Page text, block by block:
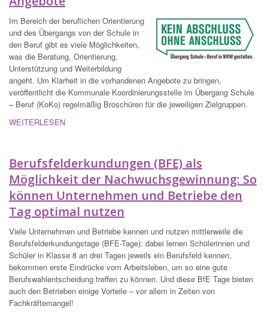
Im Bereich der beruflichen Orientierung
und des Übergangs von der Schule in
den Beruf gibt es viele Möglichkeiten,
was die Beratung, Orientierung,
Unterstützung und Weiterbildung
angeht. Um Klarheit in die vorhandenen Angebote zu bringen,
veröffentlicht die Kommunale Koordinierungsstelle im Übergang Schule
– Beruf (KoKo) regelmäßig Broschüren für die jeweiligen Zielgruppen.
WEITERLESEN
Berufsfelderkundungen (BFE) als
Möglichkeit der Nachwuchsgewinnung: So
können Unternehmen und Betriebe den
Tag optimal nutzen
Viele Unternehmen und Betriebe kennen und nutzen mittlerweile die
Berufsfelderkundungstage (BFE-Tage): dabei lernen Schülerinnen und
Schüler in Klasse 8 an drei Tagen jeweils ein Berufsfeld kennen,
bekommen erste Eindrücke vom Arbeitsleben, um so eine gute
Berufswahlentscheidung treffen zu können. Und diese BfE Tage bieten
auch den Betrieben einige Vorteile – vor allem in Zeiten von
Fachkräftemangel!